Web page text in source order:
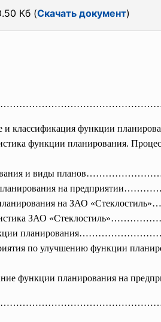
Кб (Скачать документ)
и классификация функции
функции
и виды
планирования на
планирования на ЗАО
ЗАО
по улучшению
функции планирования на